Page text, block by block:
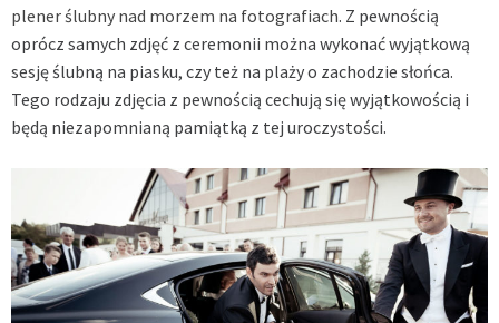
plener ślubny nad morzem na fotografiach. Z pewnością
oprócz samych zdjęć z ceremonii można wykonać wyjątkową
sesję ślubną na piasku, czy też na plaży o zachodzie słońca.
Tego rodzaju zdjęcia z pewnością cechują się wyjątkowością i
będą niezapomnianą pamiątką z tej uroczystości.